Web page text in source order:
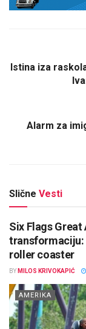
Istina iza
Alarm za
Slične Vesti
Six Flags
transformaciju:
roller coaster
BY MILOS KRIVOKAPIĆ
AMERIKA